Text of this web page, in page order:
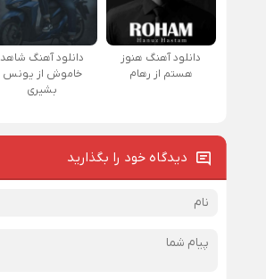
دانلود آهنگ هنوز
هستم از رهام
دانلود آهنگ شاهد
خاموش از یونس
بشیری
دیدگاه خود را بگذارید